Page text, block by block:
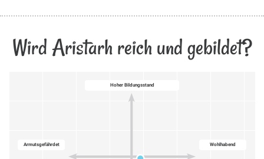
Wird Aristarh reich und gebildet?
Hoher Bildungsstand
Wohlhabend
Armutsgefährdet